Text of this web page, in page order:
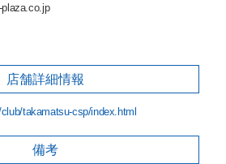
店舗詳細情報
takamatsu-csp/index.html
備考